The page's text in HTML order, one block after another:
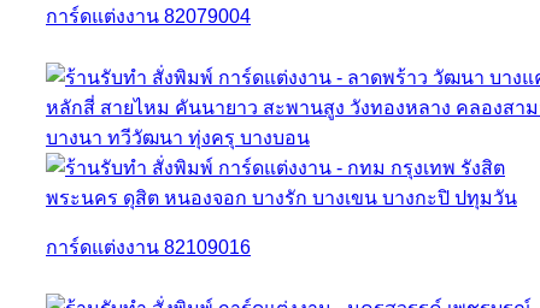
การ์ดแต่งงาน 82079004
การ์ดแต่งงาน 82109016